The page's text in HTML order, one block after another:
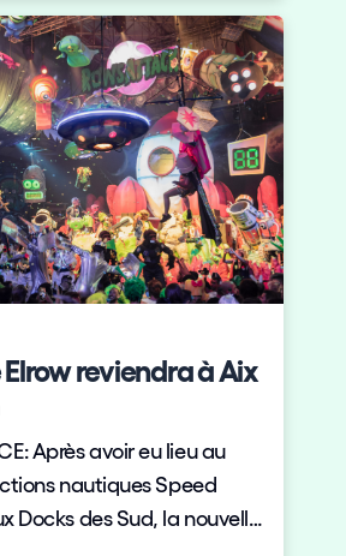
reviendra à Aix
Après avoir eu lieu au
nautiques Speed
Docks des Sud, la nouvelle